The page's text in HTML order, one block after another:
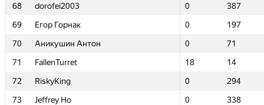
68
dorofei2003 0
387
69
Егор Горнак 0
197
70
Аникушин Антон 0
71
71
FallenTurret 18
14
72
RiskyKing 0
294
73
Jeffrey Ho 0
338
68
dorofei2003 0
387
69
Егор Горнак 0
197
70
Аникушин Антон 0
71
71
FallenTurret 18
14
72
RiskyKing 0
294
73
Jeffrey Ho 0
338